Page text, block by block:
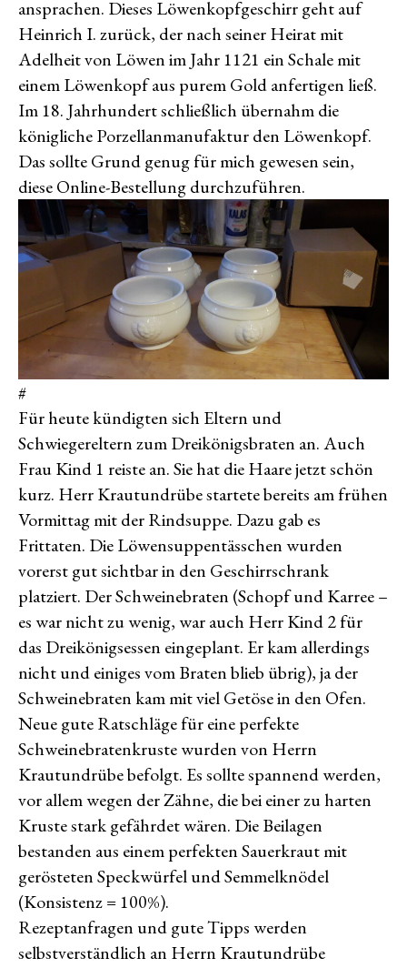
ansprachen. Dieses Löwenkopfgeschirr geht auf
Heinrich I. zurück, der nach seiner Heirat mit
Adelheit von Löwen im Jahr 1121 ein Schale mit
einem Löwenkopf aus purem Gold anfertigen ließ.
Im 18. Jahrhundert schließlich übernahm die
königliche Porzellanmanufaktur den Löwenkopf.
Das sollte Grund genug für mich gewesen sein,
diese Online-Bestellung durchzuführen.
#
Für heute kündigten sich Eltern und
Schwiegereltern zum Dreikönigsbraten an. Auch
Frau Kind 1 reiste an. Sie hat die Haare jetzt schön
kurz. Herr Krautundrübe startete bereits am frühen
Vormittag mit der Rindsuppe. Dazu gab es
Frittaten. Die Löwensuppentässchen wurden
vorerst gut sichtbar in den Geschirrschrank
platziert. Der Schweinebraten (Schopf und Karree –
es war nicht zu wenig, war auch Herr Kind 2 für
das Dreikönigsessen eingeplant. Er kam allerdings
nicht und einiges vom Braten blieb übrig), ja der
Schweinebraten kam mit viel Getöse in den Ofen.
Neue gute Ratschläge für eine perfekte
Schweinebratenkruste wurden von Herrn
Krautundrübe befolgt. Es sollte spannend werden,
vor allem wegen der Zähne, die bei einer zu harten
Kruste stark gefährdet wären. Die Beilagen
bestanden aus einem perfekten Sauerkraut mit
gerösteten Speckwürfel und Semmelknödel
(Konsistenz = 100%).
Rezeptanfragen und gute Tipps werden
selbstverständlich an Herrn Krautundrübe